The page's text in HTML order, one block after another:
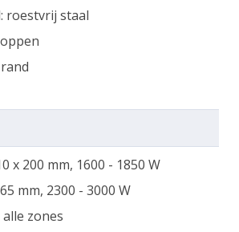
roestvrij staal
x 200 mm, 1600 - 1850 W
mm, 2300 - 3000 W
zones